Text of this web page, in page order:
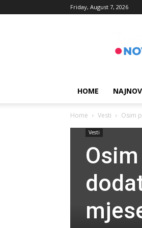
Friday, August 7, 2026
HOME
Home Vesti Osim
Vesti